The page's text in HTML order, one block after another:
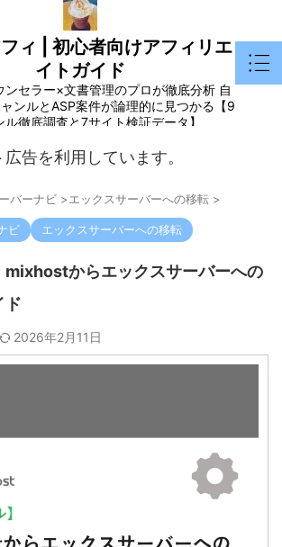
ィ | 初心者向けアフィリエ
イトガイド
ンセラー×文書管理のプロが徹底分析 自
ンルとASP案件が論理的に見つかる【9
徹底調査と7サイト検証データ】
告を利用しています。
バーナビ >エックスサーバーへの移転 >
ビ エックスサーバーへの移転
mixhostからエックスサーバーへの
ド
2026年2月11日